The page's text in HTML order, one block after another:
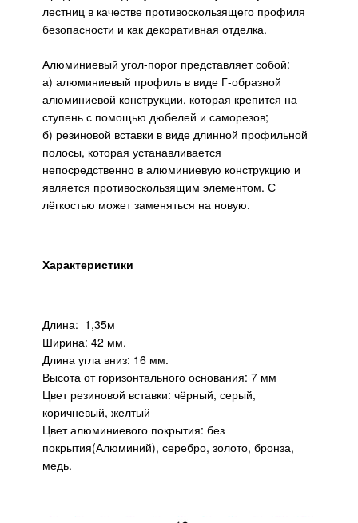
лестниц в качестве противоскользящего профиля
безопасности и как декоративная отделка.
Алюминиевый угол-порог представляет собой:
а) алюминиевый профиль в виде Г-образной
алюминиевой конструкции, которая крепится на
ступень с помощью дюбелей и саморезов;
б) резиновой вставки в виде длинной профильной
полосы, которая устанавливается
непосредственно в алюминиевую конструкцию и
является противоскользящим элементом. С
лёгкостью может заменяться на новую.
Характеристики
Длина: 1,35м
Ширина: 42 мм.
Длина угла вниз: 16 мм.
Высота от горизонтального основания: 7 мм
Цвет резиновой вставки: чёрный, серый,
коричневый, желтый
Цвет алюминиевого покрытия: без
покрытия(Алюминий), серебро, золото, бронза,
медь.